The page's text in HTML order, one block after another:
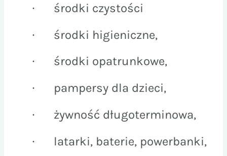
· środki czystości
· środki higieniczne,
· środki opatrunkowe,
· pampersy dla dzieci,
· żywność długoterminowa,
· latarki, baterie, powerbanki,